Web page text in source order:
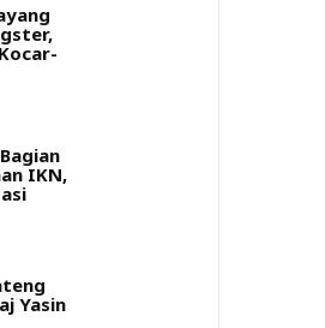
IKN,
Yasin